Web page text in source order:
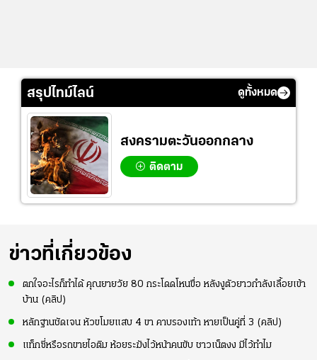
สรุปไทม์ไลน์ ดูทั้งหมด
สงครามตะวันออกกลาง
ติดตาม
ข่าวที่เกี่ยวข้อง
ตกใจอะไรก็ทำได้ คุณยายวัย 80 กระโดดโหนขื่อ หลังงูตัวยาวกำลังเลื้อยเข้า
บ้าน (คลิป)
หลักฐานชัดเจน หัวขโมยแสบ 4 ขา คาบรองเท้า หายเป็นคู่ที่ 3 (คลิป)
แท็กซี่หรือรถขายไอติม ห้อยระฆังไว้หน้าคนขับ ชาวเน็ตงง มีไว้ทำไม